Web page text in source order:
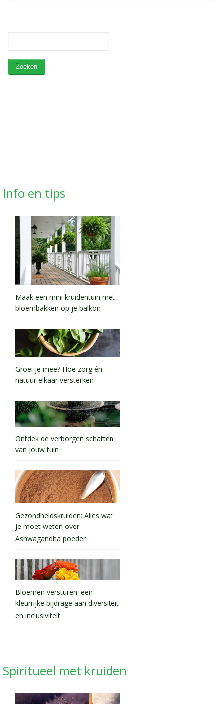
Info en tips
Maak een mini kruidentuin met
bloembakken op je balkon
Groei je mee? Hoe zorg én
natuur elkaar versterken
Ontdek de verborgen schatten
van jouw tuin
Gezondheidskruiden: Alles wat
je moet weten over
Ashwagandha poeder
Bloemen versturen: een
kleurrijke bijdrage aan diversiteit
en inclusiviteit
Spiritueel met kruiden